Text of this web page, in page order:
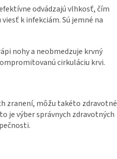
odvádzajú vlhkosť, čím
k infekciám. Sú jemné na
nohy a neobmedzuje krvný
cirkuláciu krvi.
zranení, môžu takéto zdravotné
je výber správnych zdravotných